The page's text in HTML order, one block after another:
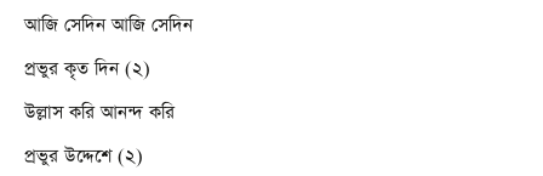
আজি সেদিন আজি সেদিন
প্রভুর কৃত দিন (২)
উল্লাস করি আনন্দ করি
প্রভুর উদ্দেশে (২)